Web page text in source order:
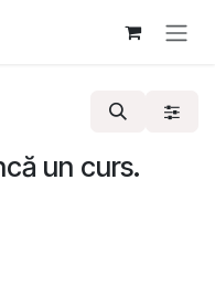
un curs.